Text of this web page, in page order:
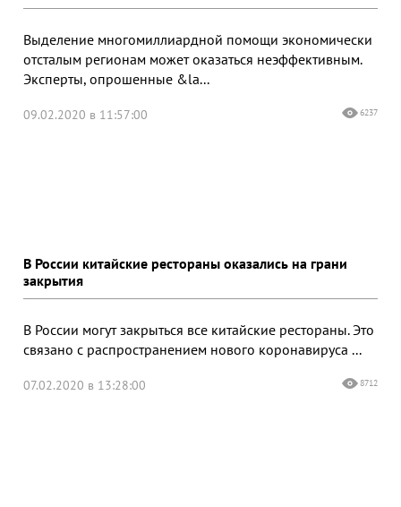
Выделение многомиллиардной помощи экономически
отсталым регионам может оказаться неэффективным.
Эксперты, опрошенные &la...
09.02.2020 в 11:57:00 6237
В России китайские рестораны оказались на грани
закрытия
В России могут закрыться все китайские рестораны. Это
связано с распространением нового коронавируса ...
07.02.2020 в 13:28:00 8712